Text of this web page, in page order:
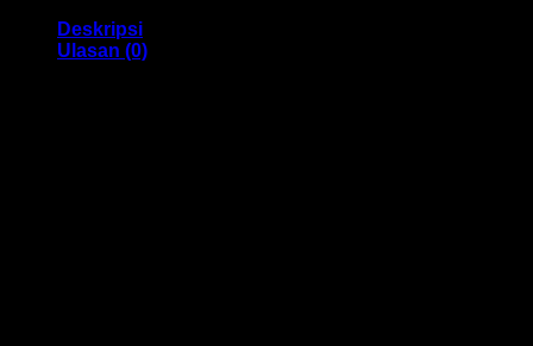
Deskripsi
Ulasan (0)